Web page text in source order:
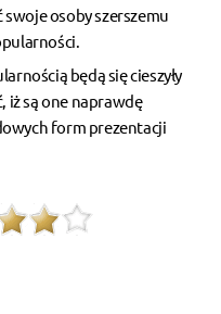
osoby szerszemu
będą się cieszyły
iż są one naprawdę
form prezentacji